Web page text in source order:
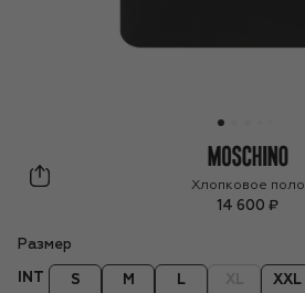
Moschino
Хлопковое поло
14 600 ₽
Размер
INT S M L XXL